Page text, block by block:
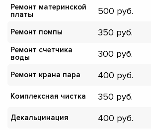
Ремонт материнской
платы
500
Ремонт помпы 350
Ремонт счетчика
воды
300
Ремонт крана пара 400
Комплексная чистка 350
Декальцинация 400